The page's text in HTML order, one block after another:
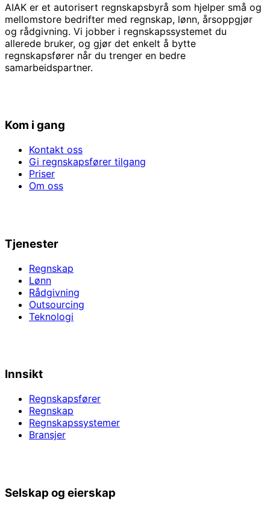
AIAK er et autorisert regnskapsbyrå som hjelper små og
mellomstore bedrifter med regnskap, lønn, årsoppgjør
og rådgivning. Vi jobber i regnskapssystemet du
allerede bruker, og gjør det enkelt å bytte
regnskapsfører når du trenger en bedre
samarbeidspartner.
Kom i gang
Kontakt oss
Gi regnskapsfører tilgang
Priser
Om oss
Tjenester
Regnskap
Lønn
Rådgivning
Outsourcing
Teknologi
Innsikt
Regnskapsfører
Regnskap
Regnskapssystemer
Bransjer
Selskap og eierskap